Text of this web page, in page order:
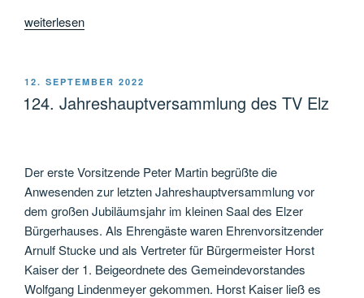
„126.
TV
Elz:
sind
sehr
stolz
auf
euch““
weiterlesen
VERÖFFENTLICHT
12. SEPTEMBER 2022
124. Jahreshauptversammlung des TV Elz
Der erste Vorsitzende Peter Martin begrüßte die
Anwesenden zur letzten Jahreshauptversammlung vor
dem großen Jubiläumsjahr im kleinen Saal des Elzer
Bürgerhauses. Als Ehrengäste waren Ehrenvorsitzender
Arnulf Stucke und als Vertreter für Bürgermeister Horst
Kaiser der 1. Beigeordnete des Gemeindevorstandes
Wolfgang Lindenmeyer gekommen. Horst Kaiser ließ es